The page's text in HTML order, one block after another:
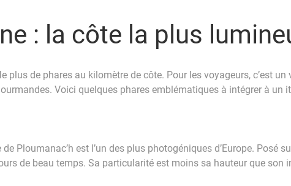
: la côte la plus
plus de phares au kilomètre de côte. Pour les voyageurs, c’est
Voici quelques phares emblématiques à intégrer à un
Ploumanac’h est l’un des plus photogéniques d’Europe. Posé
de beau temps. Sa particularité est moins sa hauteur que son